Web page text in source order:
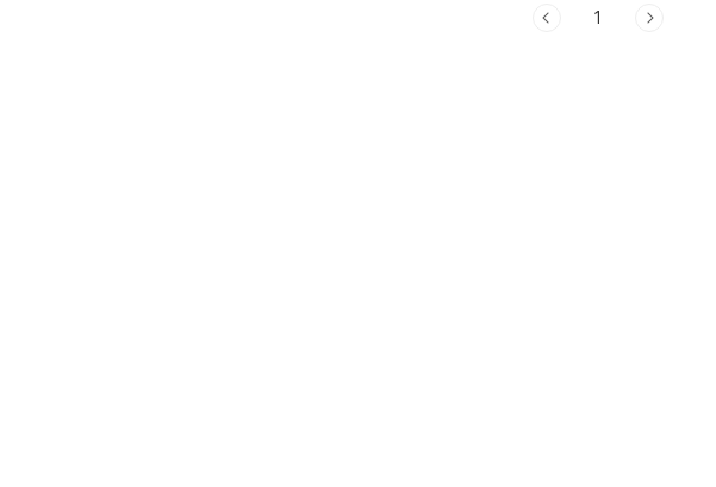
얼이 추가된 깔끔한 디자인으로 주방의 품격
1